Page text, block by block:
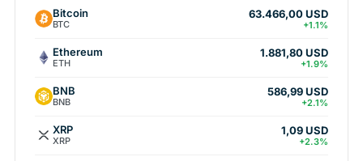
Bitcoin
BTC
63.466,00 USD
+1.1%
Ethereum
ETH
1.881,80 USD
+1.9%
BNB
BNB
586,99 USD
+2.1%
XRP
XRP
1,09 USD
+2.3%